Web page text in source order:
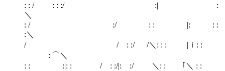
: : / : : :/ :| :
＼
: / :/ : : |: : :
:＼
/ / : :/ /＼: : : |ｉ: :
:|⌒＼
: : :|: : / : :/|: :/ ＼: : ｢＼ : :